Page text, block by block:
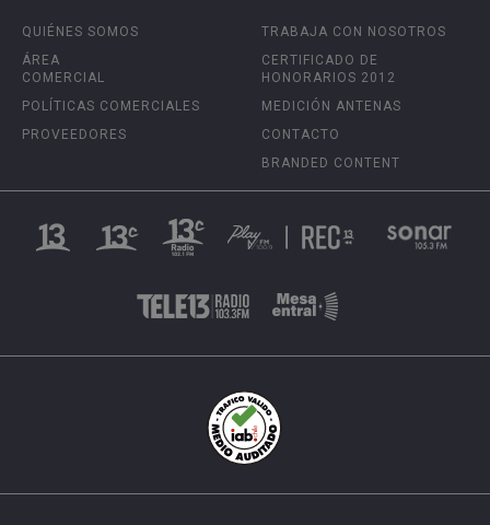
QUIÉNES SOMOS
ÁREA
COMERCIAL
POLÍTICAS COMERCIALES
PROVEEDORES
TRABAJA CON NOSOTROS
CERTIFICADO DE
HONORARIOS 2012
MEDICIÓN ANTENAS
CONTACTO
BRANDED CONTENT